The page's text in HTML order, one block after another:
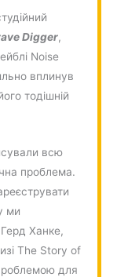
Digger,
Noise
вплинув
тодішній
всю
проблема.
ми
Ханке,
The Story of
для